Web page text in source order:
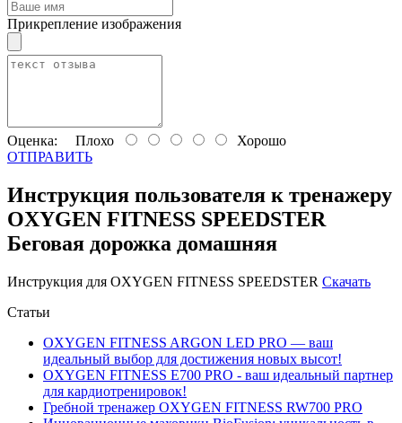
Прикрепление изображения
Оценка: Плохо
Хорошо
ОТПРАВИТЬ
Инструкция пользователя к тренажеру
OXYGEN FITNESS SPEEDSTER
Беговая дорожка домашняя
Инструкция для OXYGEN FITNESS SPEEDSTER Скачать
Статьи
OXYGEN FITNESS ARGON LED PRO — ваш
идеальный выбор для достижения новых высот!
OXYGEN FITNESS E700 PRO - ваш идеальный партнер
для кардиотренировок!
Гребной тренажер OXYGEN FITNESS RW700 PRO